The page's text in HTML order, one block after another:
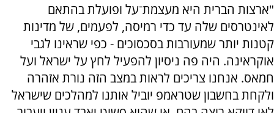
"ארצות הברית היא מעצמת־על ופועלת בהתאם
לאינטרסים שלה עד כדי רמיסה, לפעמים, של מדינות
קטנות יותר שמעורבות בסכסוכים - כפי שראינו לגבי
אוקראינה. היה פה ניסיון להפעיל לחץ על ישראל ועל
חמאס. אנחנו צריכים לראות במצב הזה נורת אזהרה
ולקחת בחשבון שטראמפ יוביל אותנו למהלכים שישראל